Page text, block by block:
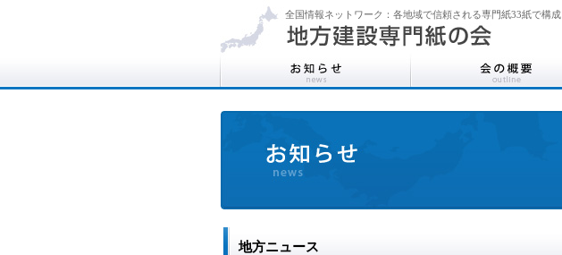
全国情報ネットワーク：各地域で信頼される専門紙33紙で構成
地方ニュース